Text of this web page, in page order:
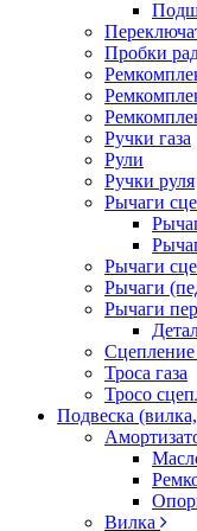
Пробки
Ручки газа
Рули
Ручки руля
Рычаги
Рычаги
Рычаги
Рычаги
Сцепление
Троса газа
Тросо
Подвеска
Вилка